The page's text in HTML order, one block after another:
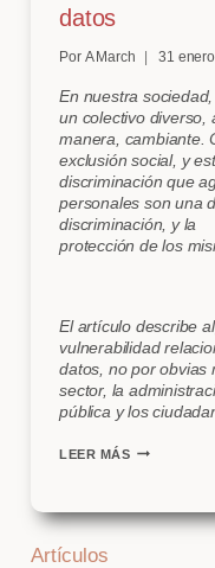
datos
Por A March 31
En nuestra
un colectivo diverso,
manera, cambiante.
exclusión social, y
discriminación que
personales son una
discriminación, y la
protección de los
El artículo describe
vulnerabilidad
datos, no por obvias
sector, la
pública y los
LEER MÁSPERSONAS
DE
Artículos